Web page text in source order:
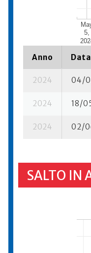
5,
Anno Data
2024 04/
2024 18/
2024 02/
SALTO IN